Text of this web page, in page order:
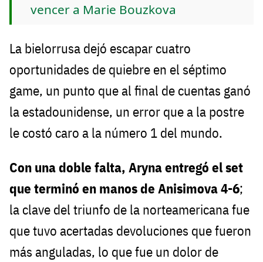
vencer a Marie Bouzkova
La bielorrusa dejó escapar cuatro
oportunidades de quiebre en el séptimo
game, un punto que al final de cuentas ganó
la estadounidense, un error que a la postre
le costó caro a la número 1 del mundo.
Con una doble falta, Aryna entregó el set
que terminó en manos de Anisimova 4-6;
la clave del triunfo de la norteamericana fue
que tuvo acertadas devoluciones que fueron
más anguladas, lo que fue un dolor de